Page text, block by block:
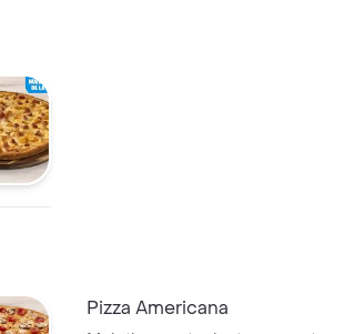
Pizza Americana